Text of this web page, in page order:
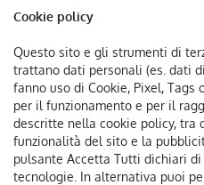
Autoquadrifoglio s.r.l
Via Bonini, 9, 17100 Savona
C.F/P.IVA:00384510095
Registro delle imprese:SV
REA:SV-75293
Cookie policy
Questo sito e gli strumenti di
trattano dati personali (es. dati
fanno uso di Cookie, Pixel,
per il funzionamento e per il
descritte nella cookie policy, tra
funzionalità del sito e la
pulsante Accetta Tutti dichiari
tecnologie. In alternativa puoi